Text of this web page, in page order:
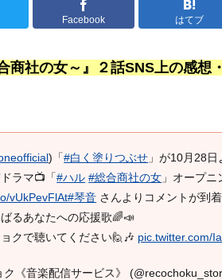
Facebook はてブ
商社の女～』２話SNS上の感想
)「#白く塗りつぶせ 」が10月28
ラマ📺「#ハル #総合商社の女 」オープ
vUkPevFlAt#琴音 さんよりコメントが到着
るあなたへの応援歌🌈📣
クで聴いてください🙋🎶 pic.twitter.com/
《音楽配信サービス》